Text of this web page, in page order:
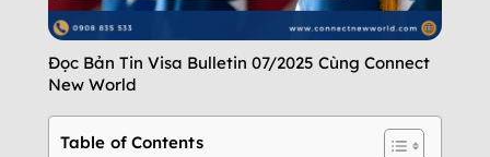
Đọc Bản Tin Visa Bulletin 07/2025 Cùng Connect
New World
Table of Contents